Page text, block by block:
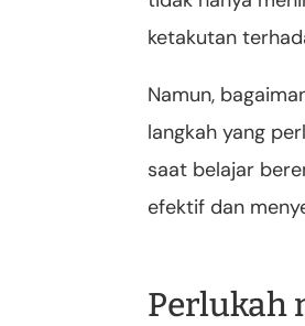
ketakutan
Namun,
langkah yang
saat belajar
efektif dan
Perlukah